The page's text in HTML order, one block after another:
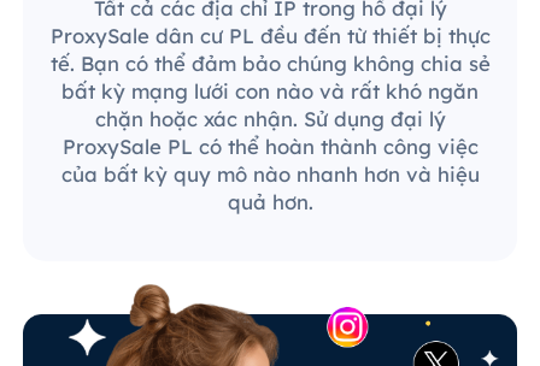
Tất cả các địa chỉ IP trong hồ đại lý
ProxySale dân cư PL đều đến từ thiết bị thực
tế. Bạn có thể đảm bảo chúng không chia sẻ
bất kỳ mạng lưới con nào và rất khó ngăn
chặn hoặc xác nhận. Sử dụng đại lý
ProxySale PL có thể hoàn thành công việc
của bất kỳ quy mô nào nhanh hơn và hiệu
quả hơn.